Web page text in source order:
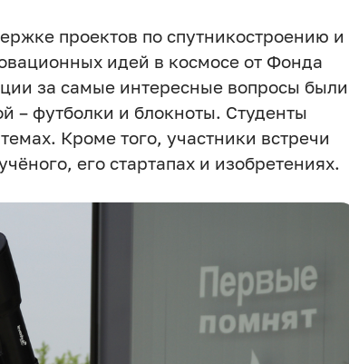
проектов по спутникостроению и
идей в космосе от Фонда
за самые интересные вопросы были
– футболки и блокноты. Студенты
Кроме того, участники встречи
его стартапах и изобретениях.